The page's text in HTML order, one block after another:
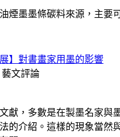
煙墨墨條碳料來源，主要
】對書畫家用墨的影響
藝文評論
獻，多數是在製墨名家與
的介紹。這樣的現象當然